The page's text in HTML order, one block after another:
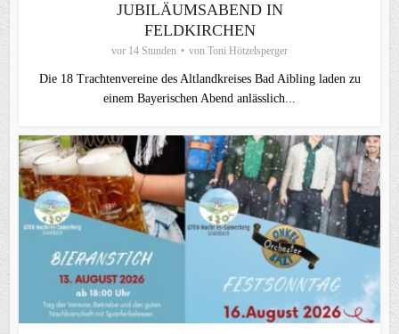
JUBILÄUMSABEND IN
FELDKIRCHEN
vor 14 Stunden von Toni Hötzelsperger
Die 18 Trachtenvereine des Altlandkreises Bad Aibling laden zu
einem Bayerischen Abend anlässlich...